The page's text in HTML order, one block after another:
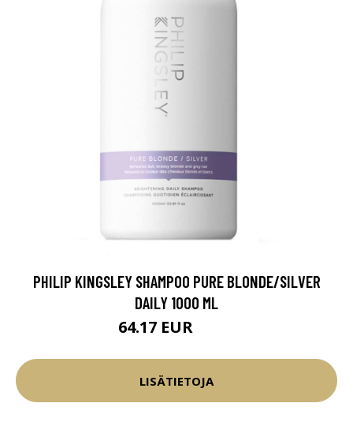
PHILIP KINGSLEY SHAMPOO PURE BLONDE/SILVER
DAILY 1000 ML
64.17 EUR
LISÄTIETOJA